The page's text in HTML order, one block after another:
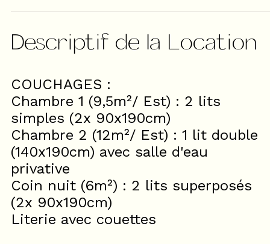
Descriptif de la Location
COUCHAGES :
Chambre 1 (9,5m²/ Est) : 2 lits
simples (2x 90x190cm)
Chambre 2 (12m²/ Est) : 1 lit double
(140x190cm) avec salle d'eau
privative
Coin nuit (6m²) : 2 lits superposés
(2x 90x190cm)
Literie avec couettes